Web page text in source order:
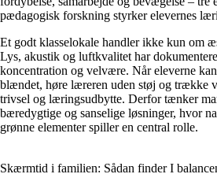
pædagogisk forskning styrker elevernes
Et godt klasselokale handler ikke kun om
Lys, akustik og luftkvalitet har
koncentration og velvære. Når eleverne
blændet, høre læreren uden støj og trække
trivsel og læringsudbytte. Derfor tænker
bæredygtige og sanselige løsninger, hvor
grønne elementer spiller en central rolle.
Skærmtid i familien: Sådan finder I